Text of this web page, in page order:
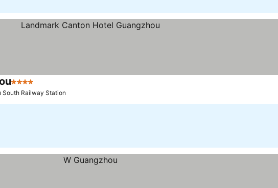
4 ดาว
South Railway Station